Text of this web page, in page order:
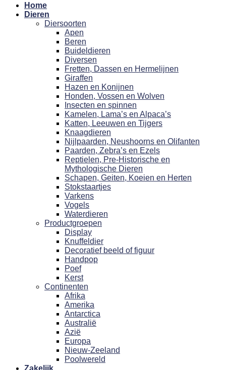
Home
Dieren
Diersoorten
Apen
Beren
Buideldieren
Diversen
Fretten, Dassen en Hermelijnen
Giraffen
Hazen en Konijnen
Honden, Vossen en Wolven
Insecten en spinnen
Kamelen, Lama’s en Alpaca’s
Katten, Leeuwen en Tijgers
Knaagdieren
Nijlpaarden, Neushoorns en Olifanten
Paarden, Zebra’s en Ezels
Reptielen, Pre-Historische en
Mythologische Dieren
Schapen, Geiten, Koeien en Herten
Stokstaartjes
Varkens
Vogels
Waterdieren
Productgroepen
Display
Knuffeldier
Decoratief beeld of figuur
Handpop
Poef
Kerst
Continenten
Afrika
Amerika
Antarctica
Australië
Azië
Europa
Nieuw-Zeeland
Poolwereld
Zakelijk